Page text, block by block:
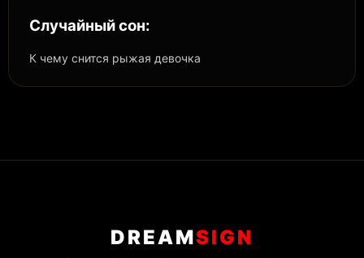
Случайный сон:
К чему снится рыжая девочка
DREAMSIGN